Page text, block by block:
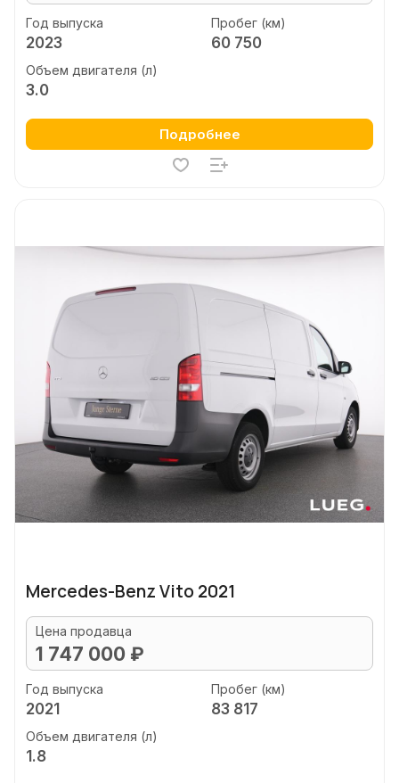
Год выпуска
2023
Пробег (км)
60 750
Объем двигателя (л)
3.0
Подробнее
Mercedes-Benz Vito 2021
Цена продавца
1 747 000 ₽
Год выпуска
2021
Пробег (км)
83 817
Объем двигателя (л)
1.8